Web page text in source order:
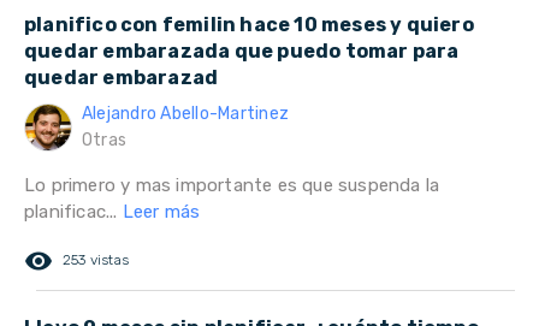
planifico con femilin hace 10 meses y quiero
quedar embarazada que puedo tomar para
quedar embarazad
Alejandro Abello-Martinez
Otras
Lo primero y mas importante es que suspenda la
planificac... Leer más
remove_red_eye 253 vistas